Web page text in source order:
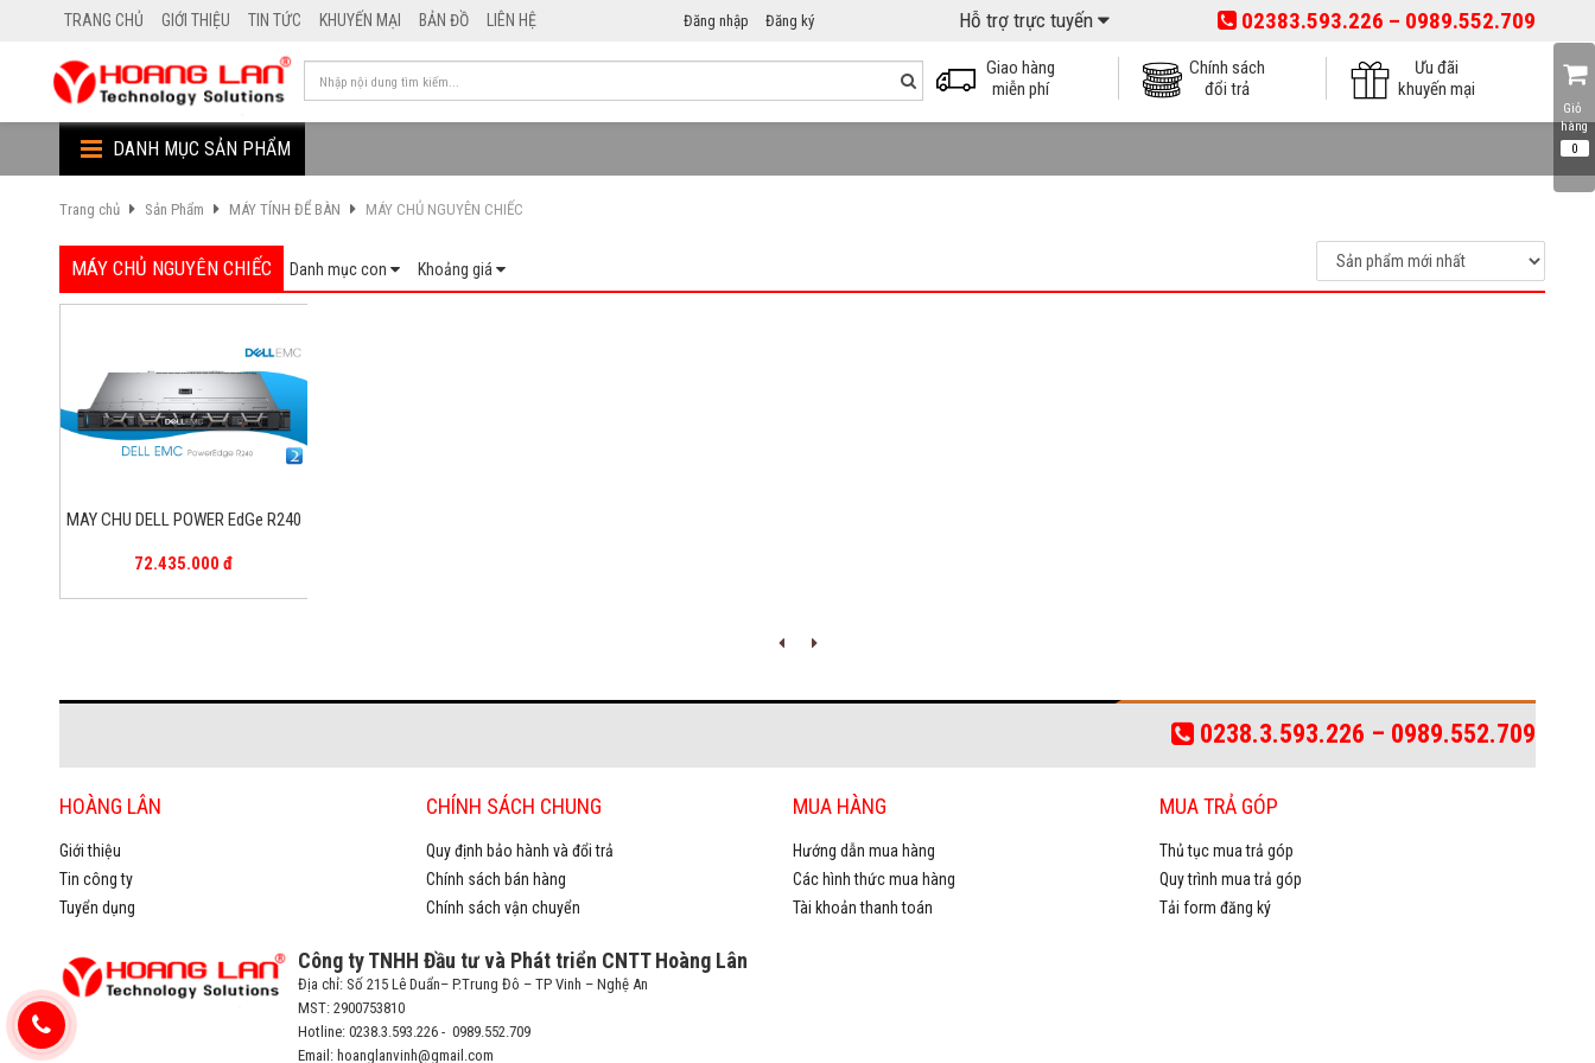
TRANG CHỦ GIỚI THIỆU TIN TỨC KHUYẾN MẠI BẢN ĐỒ LIÊN HỆ Đăng nhập Đăng ký Hỗ trợ trực tuyến 02383.593.226 – 0989.552.709
Giao hàng
miễn phí
Chính sách
đổi trả
Ưu đãi
khuyến mại
Giỏ
DANH MỤC SẢN PHẨM
Trang chủ Sản Phẩm MÁY TÍNH ĐỂ BÀN MÁY CHỦ NGUYÊN CHIẾC
MÁY CHỦ NGUYÊN CHIẾC Danh mục con Khoảng giá
MAY CHU DELL POWER EdGe R240
72.435.000 đ
0238.3.593.226 – 0989.552.709
HOÀNG LÂN
Giới thiệu
Tin công ty
Tuyển dụng
CHÍNH SÁCH CHUNG
Quy định bảo hành và đổi trả
Chính sách bán hàng
Chính sách vận chuyển
MUA HÀNG
Hướng dẫn mua hàng
Các hình thức mua hàng
Tài khoản thanh toán
MUA TRẢ GÓP
Thủ tục mua trả góp
Quy trình mua trả góp
Tải form đăng ký
Công ty TNHH Đầu tư và Phát triển CNTT Hoàng Lân
Địa chỉ: Số 215 Lê Duẩn– P.Trung Đô – TP Vinh – Nghệ An
MST: 2900753810
Hotline: 0238.3.593.226 - 0989.552.709
Email: hoanglanvinh@gmail.com